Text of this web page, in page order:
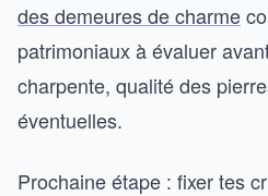
des demeures de charme
patrimoniaux à évaluer
charpente, qualité des
éventuelles.
Prochaine étape : fixer tes